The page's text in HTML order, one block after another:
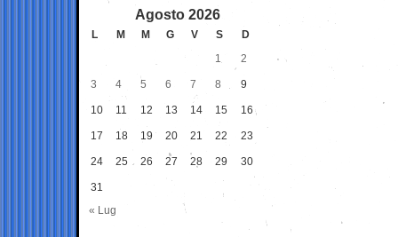
Agosto 2026
L M M G V S
D
1
2
3 4 5 6 7 8 9
10 11 12 13 14 15 16
17 18 19 20 21 22 23
24 25 26 27 28 29 30
31
« Lug